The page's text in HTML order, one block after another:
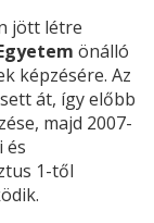
jött létre
önálló
képzésére. Az
át, így előbb
majd 2007-
és
1-től